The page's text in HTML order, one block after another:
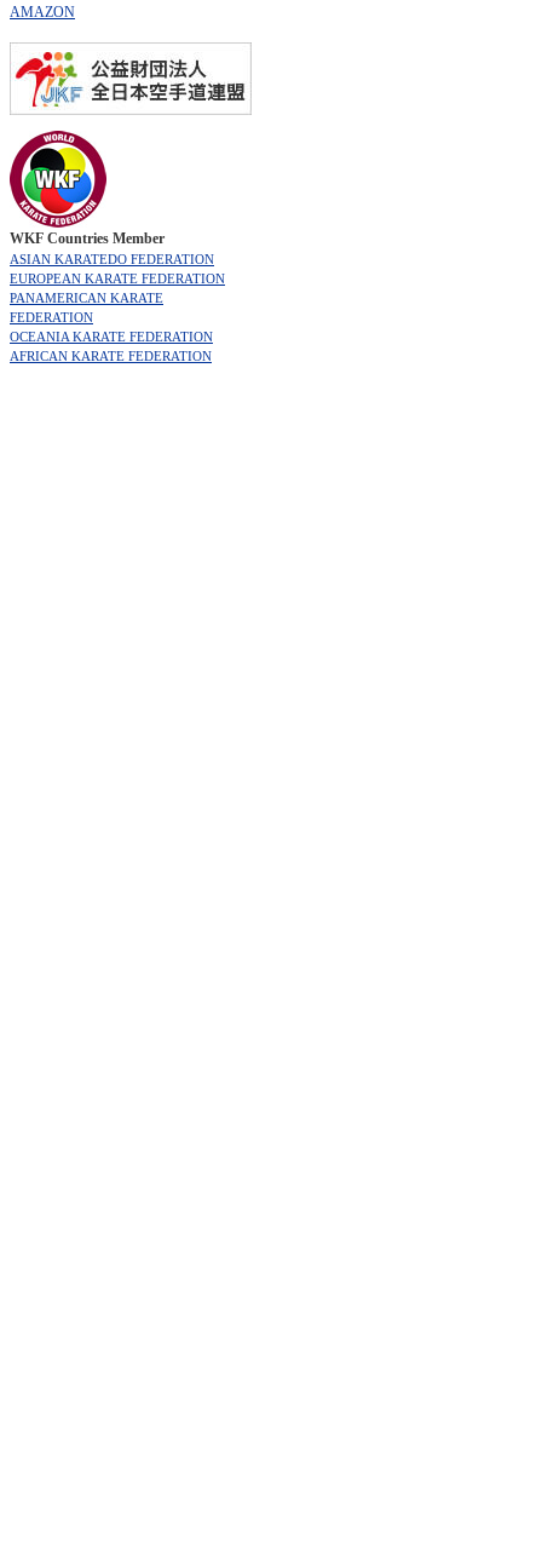
AMAZON
WKF Countries Member
ASIAN KARATEDO FEDERATION
EUROPEAN KARATE FEDERATION
PANAMERICAN KARATE
FEDERATION
OCEANIA KARATE FEDERATION
AFRICAN KARATE FEDERATION